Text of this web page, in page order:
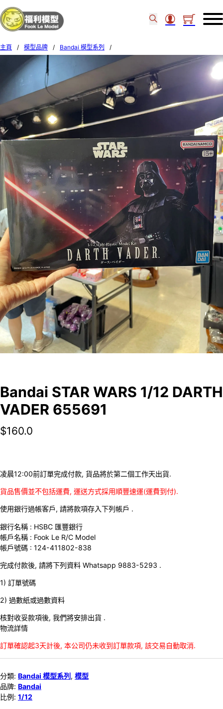
主頁 / 模型品牌 / Bandai 模型系列
/
Bandai STAR WARS 1/12 DARTH VADER 655691
Bandai STAR WARS 1/12 DARTH
VADER 655691
$160.0
凌晨12:00前訂單完成付款, 貨品將於第二個工作天出貨.
貨品售價並不包括運費, 運送方式採用順豐速運(運費到付).
使用銀行過帳客戶, 請將款項存入下列帳戶 .
銀行名稱 : HSBC 匯豐銀行
帳戶名稱 : Fook Le R/C Model
帳戶號碼 : 124-411802-838
完成付款後, 請將下列資料 Whatsapp 9883-5293 .
1) 訂單號碼
2) 過數紙或過數資料
核對收妥款項後, 我們將安排出貨 .
物流詳情
訂單確認起3天計後, 本公司仍未收到訂單款項, 該交易自動取消.
分類: Bandai 模型系列 , 模型
品牌: Bandai
比例: 1/12